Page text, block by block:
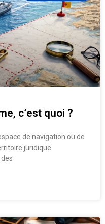
c’est quoi ?
de navigation ou de
juridique